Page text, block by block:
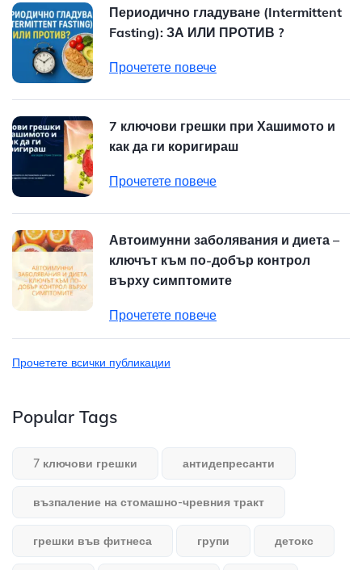
Периодично гладуване (Intermittent
Fasting): ЗА ИЛИ ПРОТИВ ?
Прочетете повече
7 ключови грешки при Хашимото и
как да ги коригираш
Прочетете повече
Автоимунни заболявания и диета –
ключът към по-добър контрол
върху симптомите
Прочетете повече
Прочетете всички публикации
Popular Tags
7 ключови грешки антидепресанти
възпаление на стомашно-чревния тракт
грешки във фитнеса групи детокс